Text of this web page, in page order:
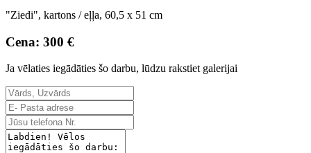
"Ziedi", kartons / eļļa, 60,5 x 51 cm
Cena: 300 €
Ja vēlaties iegādāties šo darbu, lūdzu rakstiet galerijai